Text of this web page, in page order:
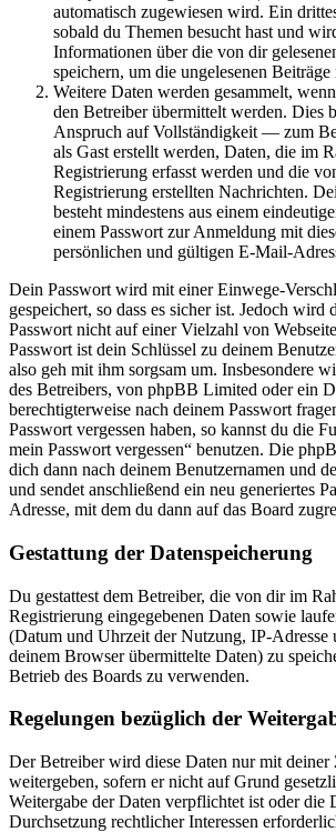
automatisch zugewiesen wird. Ein
sobald du Themen besucht hast und
Informationen über die von dir
speichern, um die ungelesenen
Weitere Daten werden gesammelt,
den Betreiber übermittelt werden.
Anspruch auf Vollständigkeit — zum
als Gast erstellt werden, Daten, die im
Registrierung erfasst werden und die
Registrierung erstellten Nachrichten.
besteht mindestens aus einem
einem Passwort zur Anmeldung mit
persönlichen und gültigen E-Mail-
Dein Passwort wird mit einer Einwege-
gespeichert, so dass es sicher ist. Jedoch wird
Passwort nicht auf einer Vielzahl von
Passwort ist dein Schlüssel zu deinem
also geh mit ihm sorgsam um. Insbesondere
des Betreibers, von phpBB Limited oder ein
berechtigterweise nach deinem Passwort
Passwort vergessen haben, so kannst du die
mein Passwort vergessen“ benutzen. Die
dich dann nach deinem Benutzernamen und
und sendet anschließend ein neu generiertes
Adresse, mit dem du dann auf das Board
Gestattung der Datenspeicherung
Du gestattest dem Betreiber, die von dir im
Registrierung eingegebenen Daten sowie
(Datum und Uhrzeit der Nutzung, IP-Adresse
deinem Browser übermittelte Daten) zu
Betrieb des Boards zu verwenden.
Regelungen bezüglich der
Der Betreiber wird diese Daten nur mit
weitergeben, sofern er nicht auf Grund
Weitergabe der Daten verpflichtet ist oder die
Durchsetzung rechtlicher Interessen